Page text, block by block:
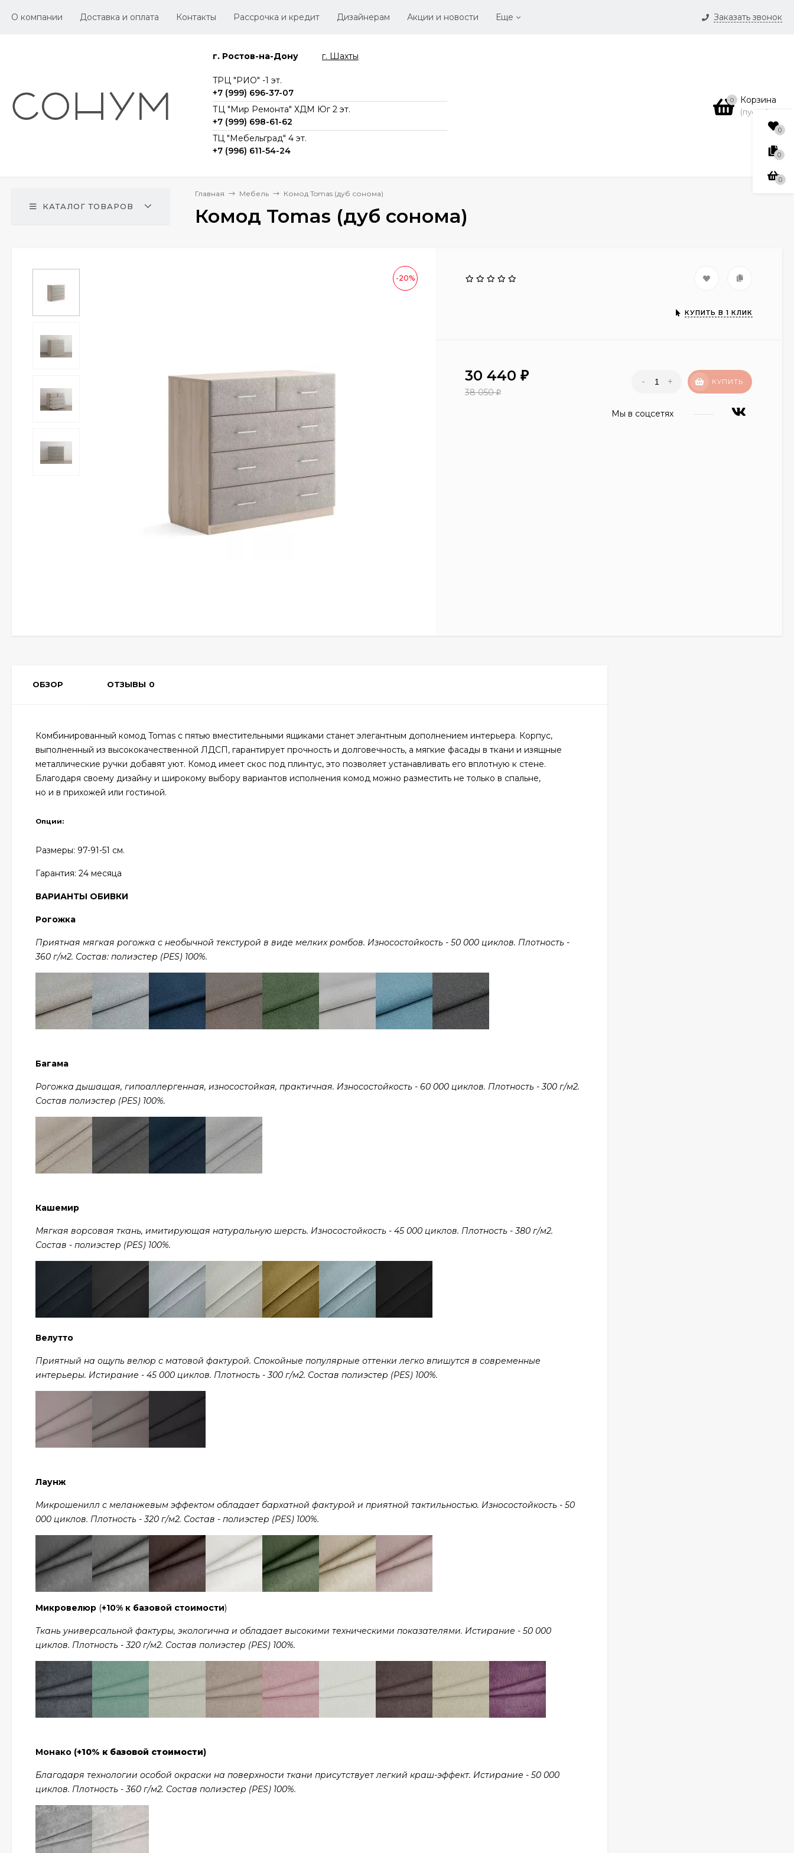
Заказать звонок
О компании Доставка и оплата Контакты Рассрочка и кредит Дизайнерам Акции и новости Еще
г. Ростов-на-Дону г. Шахты
TРЦ "РИО" -1 эт.
+7 (999) 696-37-07
ТЦ "Мир Ремонта" ХДМ Юг 2 эт.
+7 (999) 698-61-62
TЦ "Мебельград" 4 эт.
+7 (996) 611-54-24
0 Корзина
(пусто)
КАТАЛОГ ТОВАРОВ
Главная Мебель Комод Tomas (дуб сонома)
Комод Tomas (дуб сонома)
-20%
КУПИТЬ В 1 КЛИК
30 440₽
38 050₽
- + КУПИТЬ
Мы в соцсетях
ОБЗОР ОТЗЫВЫ 0
Комбинированный комод Tomas с пятью вместительными ящиками станет элегантным дополнением интерьера. Корпус,
выполненный из высококачественной ЛДСП, гарантирует прочность и долговечность, а мягкие фасады в ткани и изящные
металлические ручки добавят уют. Комод имеет скос под плинтус, это позволяет устанавливать его вплотную к стене.
Благодаря своему дизайну и широкому выбору вариантов исполнения комод можно разместить не только в спальне,
но и в прихожей или гостиной.
Опции:
Размеры: 97-91-51 см.
Гарантия: 24 месяца
ВАРИАНТЫ ОБИВКИ
Рогожка
Приятная мягкая рогожка с необычной текстурой в виде мелких ромбов. Износостойкость - 50 000 циклов. Плотность -
360 г/м2. Состав: полиэстер (PES) 100%.
Багама
Рогожка дышащая, гипоаллергенная, износостойкая, практичная. Износостойкость - 60 000 циклов. Плотность - 300 г/м2.
Состав полиэстер (PES) 100%.
Кашемир
Мягкая ворсовая ткань, имитирующая натуральную шерсть. Износостойкость - 45 000 циклов. Плотность - 380 г/м2.
Состав - полиэстер (PES) 100%.
Велутто
Приятный на ощупь велюр с матовой фактурой. Спокойные популярные оттенки легко впишутся в современные
интерьеры. Истирание - 45 000 циклов. Плотность - 300 г/м2. Состав полиэстер (PES) 100%.
Лаунж
Микрошенилл с меланжевым эффектом обладает бархатной фактурой и приятной тактильностью. Износостойкость - 50
000 циклов. Плотность - 320 г/м2. Состав - полиэстер (PES) 100%.
Микровелюр (+10% к базовой стоимости)
Ткань универсальной фактуры, экологична и обладает высокими техническими показателями. Истирание - 50 000
циклов. Плотность - 320 г/м2. Состав полиэстер (PES) 100%.
Монако (+10% к базовой стоимости)
Благодаря технологии особой окраски на поверхности ткани присутствует легкий краш-эффект. Истирание - 50 000
циклов. Плотность - 360 г/м2. Состав полиэстер (PES) 100%.
0
0
0